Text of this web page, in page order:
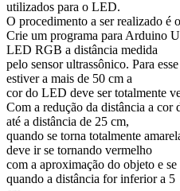
utilizados para o LED.
O procedimento a ser realizado é
Crie um programa para Arduino
LED RGB a distância medida
pelo sensor ultrassônico. Para
estiver a mais de 50 cm a
cor do LED deve ser totalmente
Com a redução da distância a
até a distância de 25 cm,
quando se torna totalmente
deve ir se tornando vermelho
com a aproximação do objeto e
quando a distância for inferior a 5